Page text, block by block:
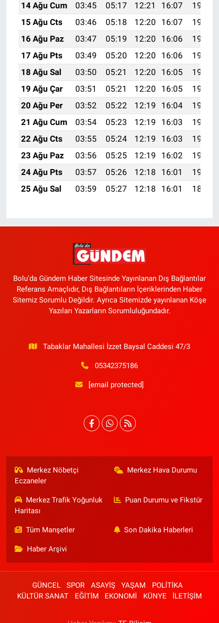
14 Ağu Cum
03:45 05:17 12:21 16:07
19:14
15 Ağu Cts
03:46 05:18 12:20 16:07
19:13
16 Ağu Paz
03:47 05:19 12:20 16:06
19:12
17 Ağu Pts
03:49 05:20 12:20 16:06
19:10
18 Ağu Sal
03:50 05:21 12:20 16:05
19:09
19 Ağu Çar
03:51 05:21 12:20 16:05
19:08
20 Ağu Per
03:52 05:22 12:19 16:04
19:06
21 Ağu Cum
03:54 05:23 12:19 16:03
19:05
22 Ağu Cts
03:55 05:24 12:19 16:03
19:04
23 Ağu Paz
03:56 05:25 12:19 16:02
19:02
24 Ağu Pts
03:57 05:26 12:18 16:01
19:01
25 Ağu Sal
03:59 05:27 12:18 16:01 18:59
Bolu'da Gündem Haber Sitesinde Yayınlanan Dış Bağlantılar
Referans Amaçlıdır, Dış Bağlantıların İçeriklerinden Haber
Sitemiz Sorumlu Değildir. Ayrıca Sitemizde yayınlanan Köşe
Yazıları Yazarların Sorumluluğundadır.
Tabaklar Mahallesi İzzet Baysal Caddesi 47/3
05342375186
[email protected]
Merkez Nöbetçi
Eczaneler
Merkez Hava Durumu
Merkez Trafik Yoğunluk
Haritası
Puan Durumu ve Fikstür
Tüm Manşetler Son Dakika Haberleri
Haber Arşivi
GÜNCEL SPOR ASAYİŞ YAŞAM
POLİTİKA
KÜLTÜR SANAT
EĞİTİM EKONOMİ KÜNYE İLETİŞİM